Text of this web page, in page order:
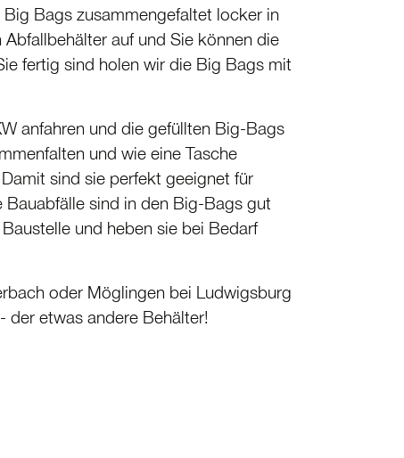
Bags zusammen­ge­faltet locker in
auf und Sie können die
fertig sind holen wir die Big Bags mit
anfahren und die gefüllten Big-Bags
und wie eine Tasche
sind sie perfekt geeignet für
sind in den Big-Bags gut
und heben sie bei Bedarf
oder Möglingen bei Ludwigsburg
der etwas andere Behälter!